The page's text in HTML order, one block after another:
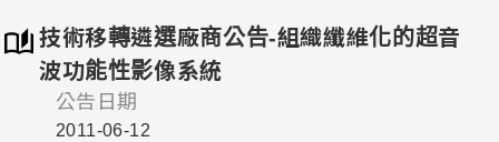
技術移轉遴選廠商公告-組織纖維化的超音
波功能性影像系統
公告日期
2011-06-12